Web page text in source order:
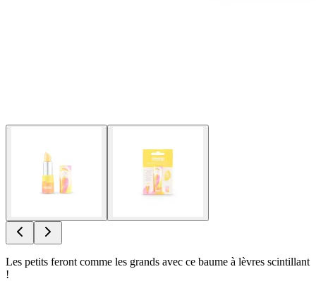
Les petits feront comme les grands avec ce baume à lèvres scintillant
!